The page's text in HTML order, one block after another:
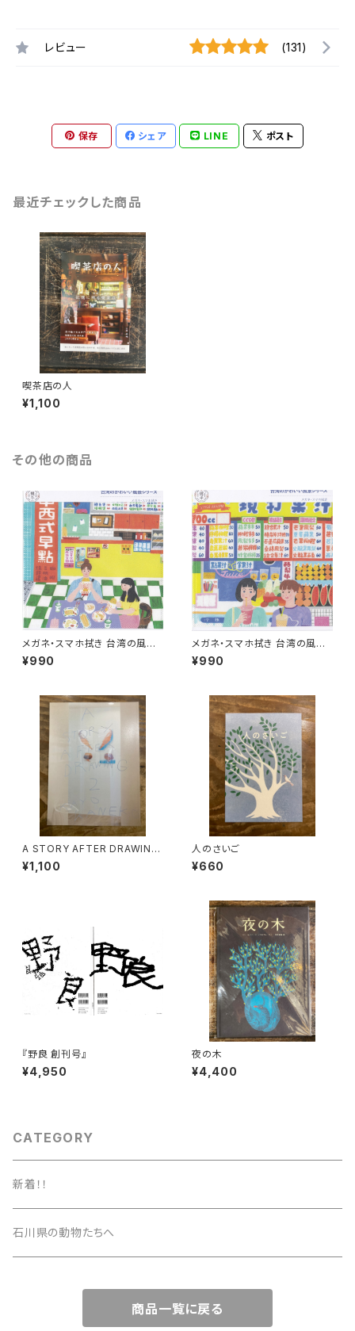
レビュー (131)
保存 シェア LINE ポスト
最近チェックした商品
喫茶店の人
¥1,100
その他の商品
メガネ・スマホ拭き 台湾の風景
（朝ごはん）
¥990
メガネ・スマホ拭き 台湾の風景
（ジューススタンド）
¥990
A STORY AFTER DRAWING
2
¥1,100
人のさいご
¥660
『野良 創刊号』
¥4,950
夜の木
¥4,400
CATEGORY
新着！！
石川県の動物たちへ
商品一覧に戻る